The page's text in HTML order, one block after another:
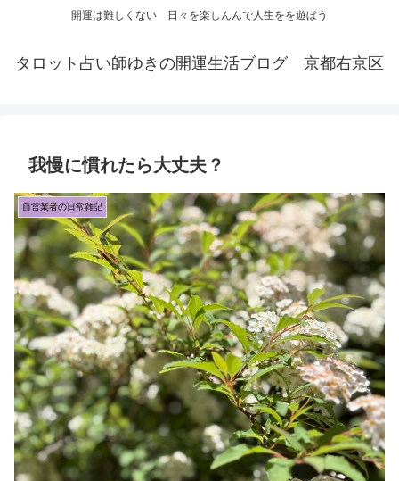
開運は難しくない 日々を楽しんんで人生をを遊ぼう
タロット占い師ゆきの開運生活ブログ 京都右京区
我慢に慣れたら大丈夫？
自営業者の日常雑記